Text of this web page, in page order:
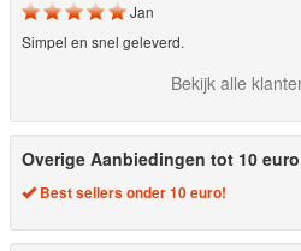
Jan
Simpel en snel geleverd.
Bekijk alle
Overige Aanbiedingen tot 10
Best sellers onder 10 euro!